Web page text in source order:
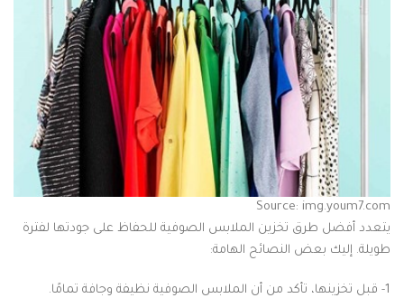
Source: img.youm7.com
يتعدد أفضل طرق تخزين الملابس الصوفية للحفاظ على جودتها لفترة
طويلة. إليك بعض النصائح الهامة:
1- قبل تخزينها، تأكد من أن الملابس الصوفية نظيفة وجافة تمامًا.